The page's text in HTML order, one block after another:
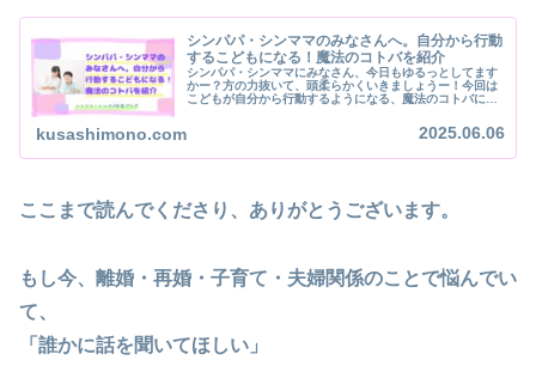
シンパパ・シンママのみなさんへ。自分から行動
するこどもになる！魔法のコトバを紹介
シンパパ・シンママにみなさん、今日もゆるっとしてます
かー？方の力抜いて、頭柔らかくいきましょうー！今回は
こどもが自分から行動するようになる、魔法のコトバにつ
kusashimono.com 2025.06.06
ここまで読んでくださり、ありがとうございます。
もし今、離婚・再婚・子育て・夫婦関係のことで悩んでい
て、
「誰かに話を聞いてほしい」